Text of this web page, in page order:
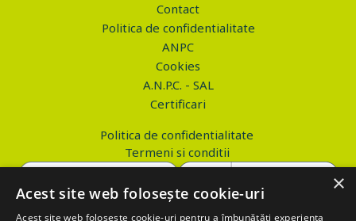
Contact
Politica de confidentialitate
ANPC
Cookies
A.N.P.C. - SAL
Certificari
Politica de confidentialitate
Termeni si conditii
×
Acest site web folosește cookie-uri
Acest site web folosește cookie-uri pentru a îmbunătăți experiența